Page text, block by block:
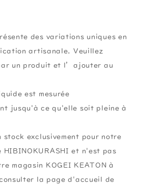
des variations uniques en
artisanale. Veuillez
un produit et l’ajouter au
est mesurée
jusqu'à ce qu'elle soit pleine à
stock exclusivement pour notre
HIBINOKURASHI et n'est pas
magasin KOGEI KEATON à
la page d'accueil de